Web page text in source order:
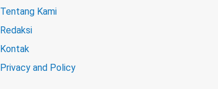
Tentang Kami
Redaksi
Kontak
Privacy and Policy